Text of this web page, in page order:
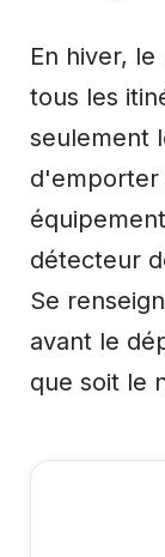
En hiver,
tous les
seulement
d'emporter
détecteur
Se
avant le
que soit le